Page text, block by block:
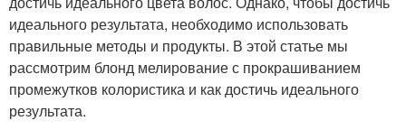
идеального результата, необходимо использовать
правильные методы и продукты. В этой статье мы
рассмотрим блонд мелирование с прокрашиванием
промежутков колористика и как достичь идеального
результата.